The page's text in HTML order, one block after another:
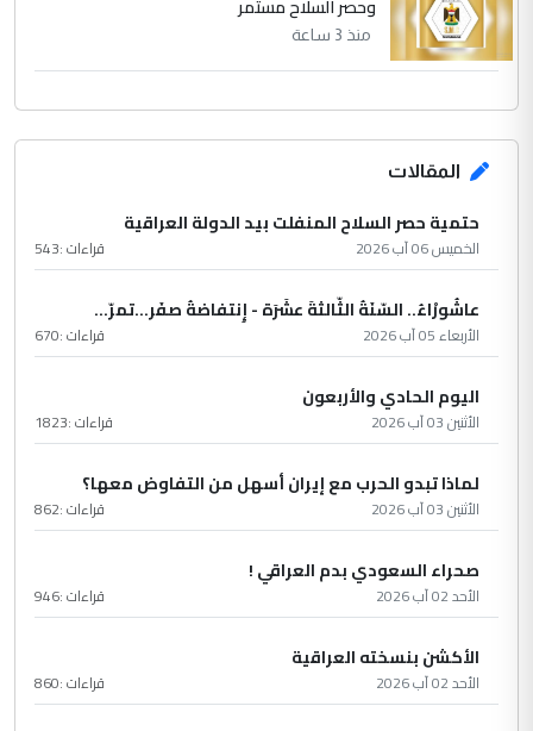
وحصر السلاح مستمر
منذ 3 ساعة
المقالات
حتمية حصر السلاح المنفلت بيد الدولة العراقية
الخميس 06 آب 2026 قراءات :543
عاشُورْاءُ.. السّنَةُ الثّالثةَ عشَرَة - إِنتفاضةُ صفَر…تمرّ...
الأربعاء 05 آب 2026 قراءات :670
اليوم الحادي والأربعون
الأثنين 03 آب 2026 قراءات :1823
لماذا تبدو الحرب مع إيران أسهل من التفاوض معها؟
الأثنين 03 آب 2026 قراءات :862
صحراء السعودي بدم العراقي !
الأحد 02 آب 2026 قراءات :946
الأكشن بنسخته العراقية
الأحد 02 آب 2026 قراءات :860